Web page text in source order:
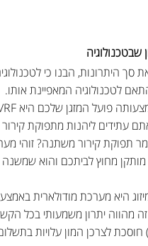
שבטכנולוגיה
היתרונות, הבנו כי
לטכנולוגיה המאפיינת אותו.
עתידים ליהנות מתפוקת
תפוקת קירור משתנה? זוהי
מותקן מחוץ לביתכם והוא
היא מערכת מודולארית
זה מהווה יתרון משמעותי בכל
לצרכן המון עלויות